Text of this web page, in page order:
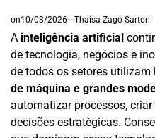
on10/03/2026 Thaisa Zago Sartori
A inteligência artificial
de tecnologia, negócios e
de todos os setores utilizam
de máquina e grandes
automatizar processos,
decisões estratégicas.